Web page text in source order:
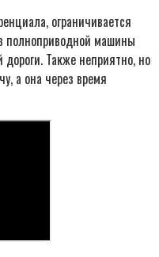
ограничивается
полноприводной машины
Также неприятно, но
а она через время